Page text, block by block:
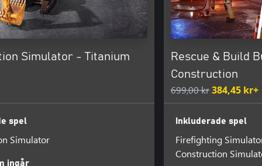
Simulator - Titanium
spel
Simulator
ingår
Rescue & Build
Construction
699,00 kr384,45 kr+
Inkluderade spel
Firefighting
Construction